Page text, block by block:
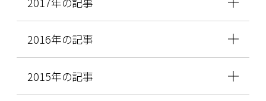
2016年の記事
2015年の記事